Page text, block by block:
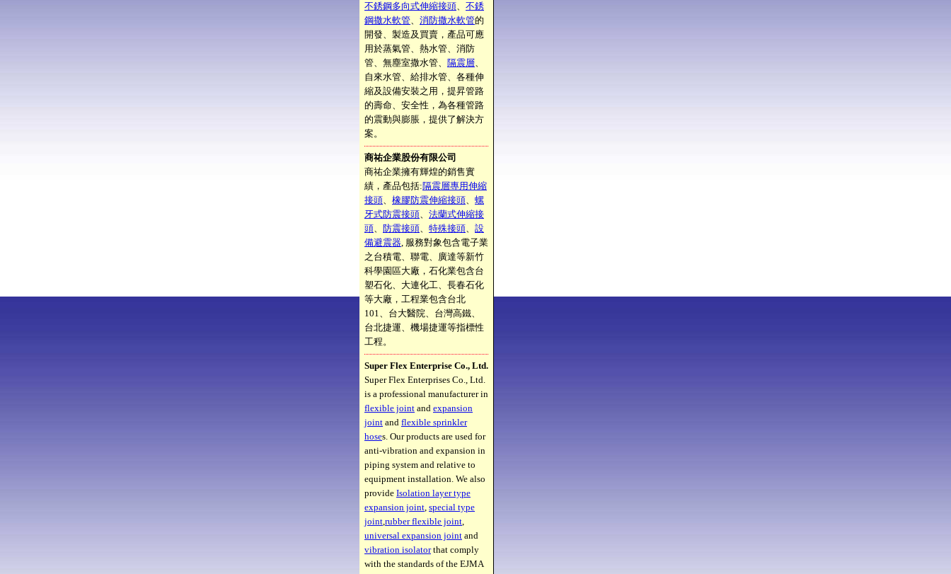
不銹鋼多向式伸縮接頭、 不銹
鋼撒水軟管、 消防撒水軟管的
開發、製造及買賣，產品可應
用於蒸氣管、熱水管、消防
管、無塵室撒水管、 隔震層、
自來水管、給排水管、各種伸
縮及設備安裝之用，提昇管路
的壽命、安全性，為各種管路
的震動與膨脹，提供了解決方
案。
商祐企業股份有限公司
商祐企業擁有輝煌的銷售實
績，產品包括:隔震層專用伸縮
接頭、 橡膠防震伸縮接頭、 螺
牙式防震接頭、 法蘭式伸縮接
頭、 防震接頭、 特殊接頭、 設
備避震器, 服務對象包含電子業
之台積電、聯電、廣達等新竹
科學園區大廠，石化業包含台
塑石化、大連化工、長春石化
等大廠，工程業包含台北
101、台大醫院、台灣高鐵、
台北捷運、機場捷運等指標性
工程。
Super Flex Enterprise Co., Ltd.
Super Flex Enterprises Co., Ltd.
is a professional manufacturer in
flexible joint and expansion
joint and flexible sprinkler
hoses. Our products are used for
anti-vibration and expansion in
piping system and relative to
equipment installation. We also
provide Isolation layer type
expansion joint, special type
joint,rubber flexible joint,
universal expansion joint and
vibration isolatorthat comply
with the standards of the EJMA